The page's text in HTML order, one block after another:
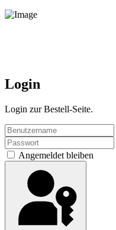
Login
Login zur Bestell-Seite.
Angemeldet bleiben